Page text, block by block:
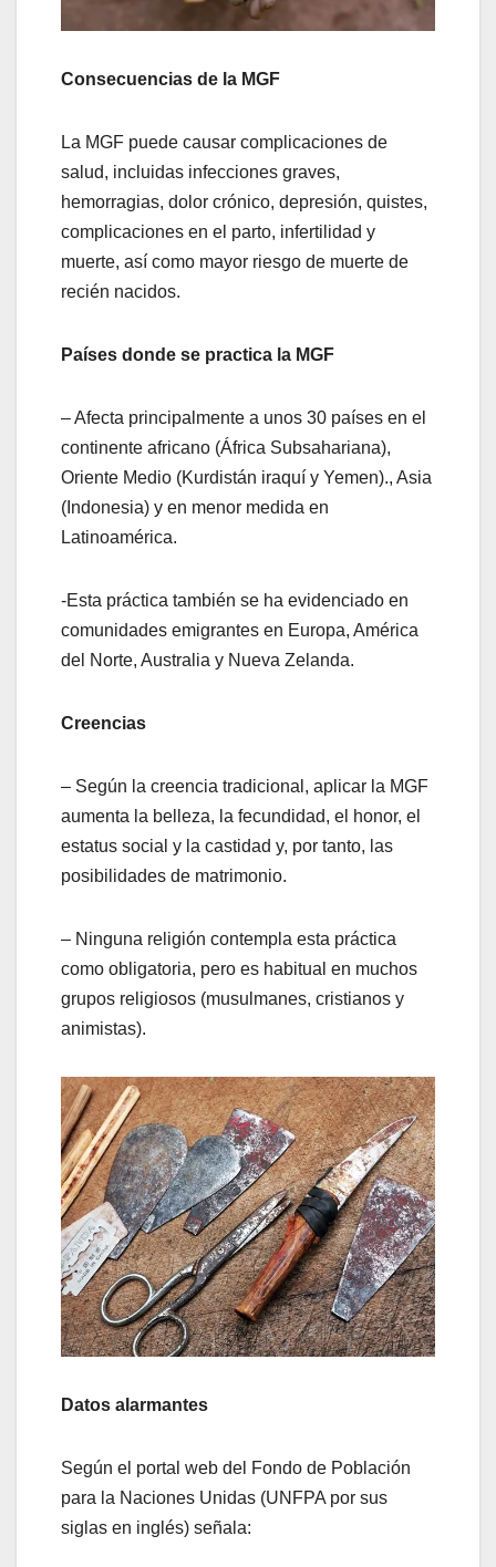
Consecuencias de la MGF
La MGF puede causar complicaciones de
salud, incluidas infecciones graves,
hemorragias, dolor crónico, depresión, quistes,
complicaciones en el parto, infertilidad y
muerte, así como mayor riesgo de muerte de
recién nacidos.
Países donde se practica la MGF
– Afecta principalmente a unos 30 países en el
continente africano (África Subsahariana),
Oriente Medio (Kurdistán iraquí y Yemen)., Asia
(Indonesia) y en menor medida en
Latinoamérica.
-Esta práctica también se ha evidenciado en
comunidades emigrantes en Europa, América
del Norte, Australia y Nueva Zelanda.
Creencias
– Según la creencia tradicional, aplicar la MGF
aumenta la belleza, la fecundidad, el honor, el
estatus social y la castidad y, por tanto, las
posibilidades de matrimonio.
– Ninguna religión contempla esta práctica
como obligatoria, pero es habitual en muchos
grupos religiosos (musulmanes, cristianos y
animistas).
Datos alarmantes
Según el portal web del Fondo de Población
para la Naciones Unidas (UNFPA por sus
siglas en inglés) señala: